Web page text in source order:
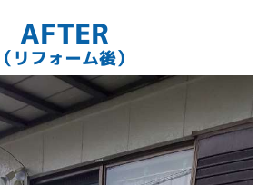
AFTER
（リフォーム後）